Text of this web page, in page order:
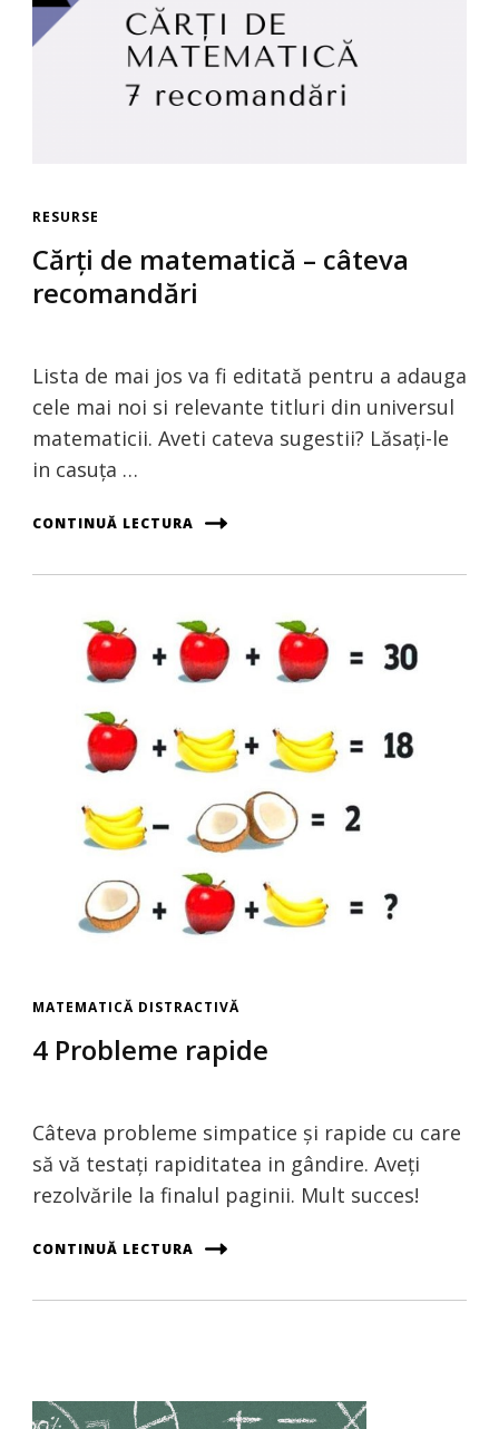
RESURSE
Cărți de matematică – câteva
recomandări
Lista de mai jos va fi editată pentru a adauga
cele mai noi si relevante titluri din universul
matematicii. Aveti cateva sugestii? Lăsați-le
in casuța …
CONTINUĂ LECTURA
MATEMATICĂ DISTRACTIVĂ
4 Probleme rapide
Câteva probleme simpatice și rapide cu care
să vă testați rapiditatea in gândire. Aveți
rezolvările la finalul paginii. Mult succes!
CONTINUĂ LECTURA